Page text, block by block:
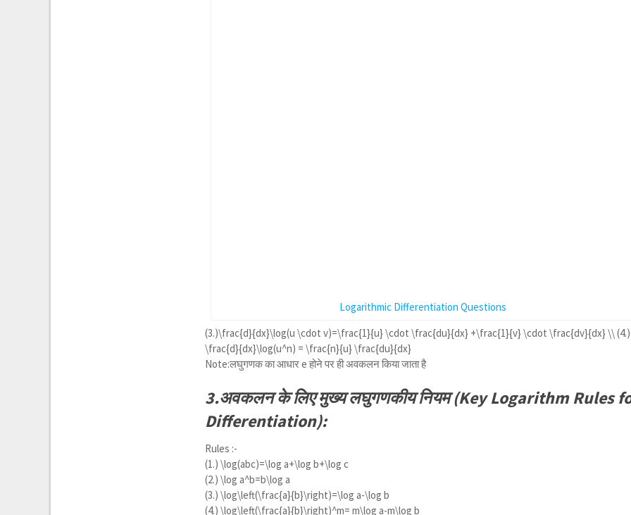
Logarithmic Differentiation Questions
(3.)\frac{d}{dx}\log(u \cdot v)=\frac{1}{u} \cdot \frac{du}{dx} +\frac{1}{v} \cdot \frac{dv}{dx} \\ (4.)
\frac{d}{dx}\log(u^n) = \frac{n}{u} \frac{du}{dx}
Note:लघुगणक का आधार e होने पर ही अवकलन किया जाता है
3.अवकलन के लिए मुख्य लघुगणकीय नियम (Key Logarithm Rules
Differentiation):
Rules :-
(1.)\log(abc)=\log a+\log b+\log c
(2.)\log a^b=b\log a
(3.)\log\left(\frac{a}{b}\right)=\log a-\log b
(4.)\log\left(\frac{a}{b}\right)^m= m\log a-m\log b